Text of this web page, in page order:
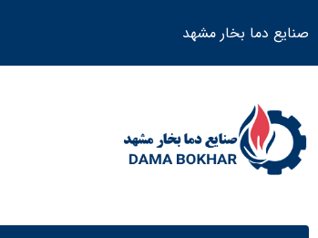
صنایع دما بخار مشهد